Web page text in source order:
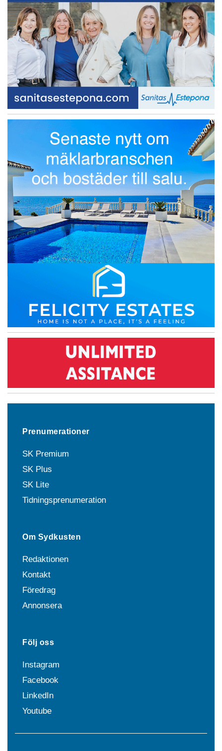
Prenumerationer
SK Premium
SK Plus
SK Lite
Tidningsprenumeration
Om Sydkusten
Redaktionen
Kontakt
Föredrag
Annonsera
Följ oss
Instagram
Facebook
LinkedIn
Youtube